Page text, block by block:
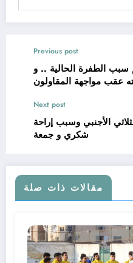
Previous post
سبب الطفرة الحالية .. و
عقب مواجهة المقاولون
Next post
الأجنبي وسبب إراحة
شكري و جمعة
مقالات ذات صلة